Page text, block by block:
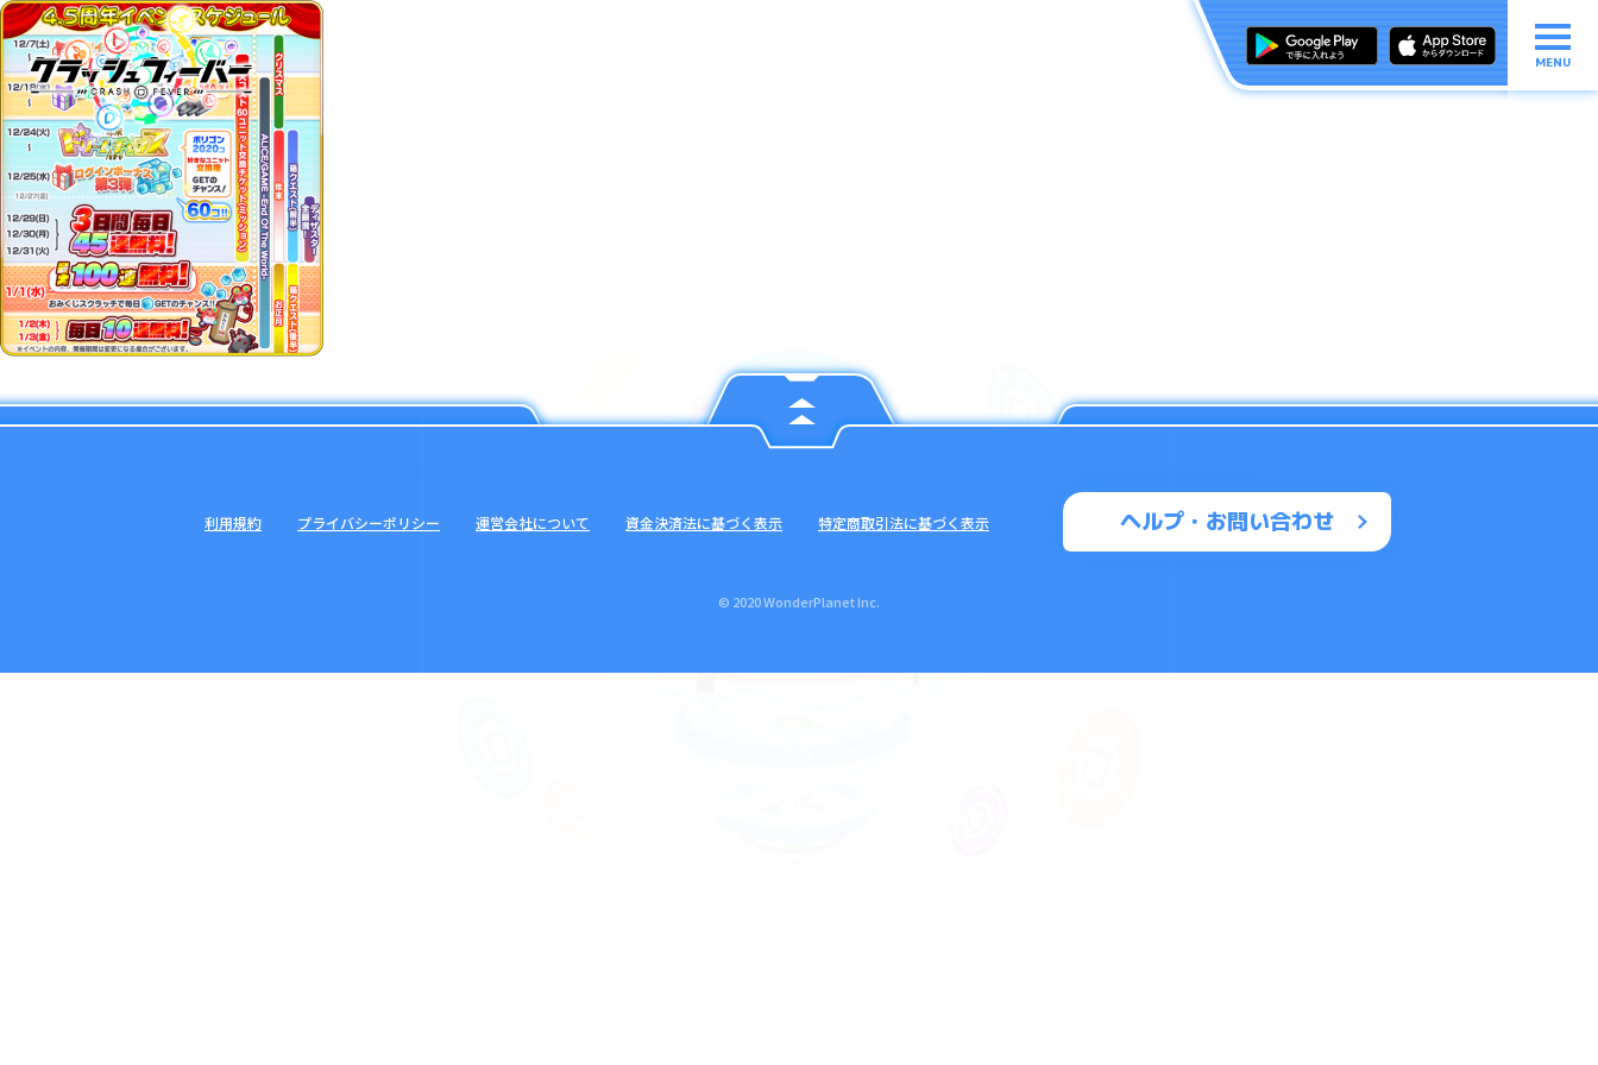
MENU
ヘルプ・お問い合わせ
利用規約 プライバシーポリシー 運営会社について 資金決済法に基づく表示 特定商取引法に基づく表示
© 2020 WonderPlanet Inc.